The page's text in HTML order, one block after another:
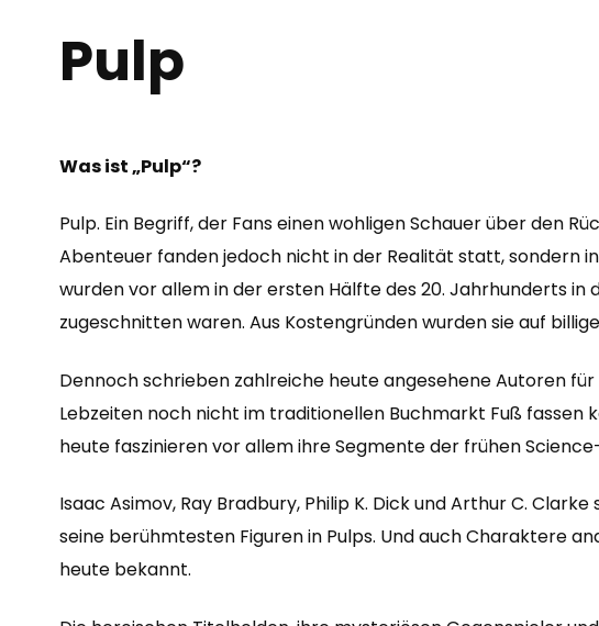
Pulp
Was ist „Pulp“?
Pulp. Ein Begriff, der Fans einen wohligen Schauer über den
Abenteuer fanden jedoch nicht in der Realität statt, sondern
wurden vor allem in der ersten Hälfte des 20. Jahrhunderts
zugeschnitten waren. Aus Kostengründen wurden sie auf
Dennoch schrieben zahlreiche heute angesehene Autoren
Lebzeiten noch nicht im traditionellen Buchmarkt Fuß fassen
heute faszinieren vor allem ihre Segmente der frühen
Isaac Asimov, Ray Bradbury, Philip K. Dick und Arthur C.
seine berühmtesten Figuren in Pulps. Und auch Charaktere
heute bekannt.